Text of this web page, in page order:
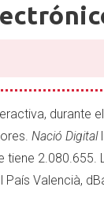
durante
Nació Digital
tiene 2.080.655.
Valencià,